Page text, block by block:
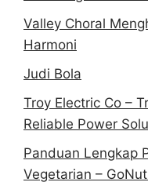
Valley Choral
Harmoni
Judi Bola
Troy Electric Co –
Reliable Power
Panduan Lengkap
Vegetarian –